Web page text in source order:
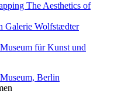
The Aesthetics of
Galerie Wolfstædter
für Kunst und
Berlin